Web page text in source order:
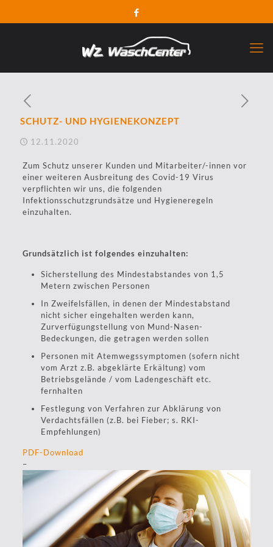
SCHUTZ- UND HYGIENEKONZEPT
12.11.2020
Zum Schutz unserer Kunden und Mitarbeiter/-innen vor
einer weiteren Ausbreitung des Covid-19 Virus
verpflichten wir uns, die folgenden
Infektionsschutzgrundsätze und Hygieneregeln
einzuhalten.
Grundsätzlich ist folgendes einzuhalten:
Sicherstellung des Mindestabstandes von 1,5
Metern zwischen Personen
In Zweifelsfällen, in denen der Mindestabstand
nicht sicher eingehalten werden kann,
Zurverfügungstellung von Mund-Nasen-
Bedeckungen, die getragen werden sollen
Personen mit Atemwegssymptomen (sofern nicht
vom Arzt z.B. abgeklärte Erkältung) vom
Betriebsgelände / vom Ladengeschäft etc.
fernhalten
Festlegung von Verfahren zur Abklärung von
Verdachtsfällen (z.B. bei Fieber; s. RKI­-
Empfehlungen)
PDF-Download
–